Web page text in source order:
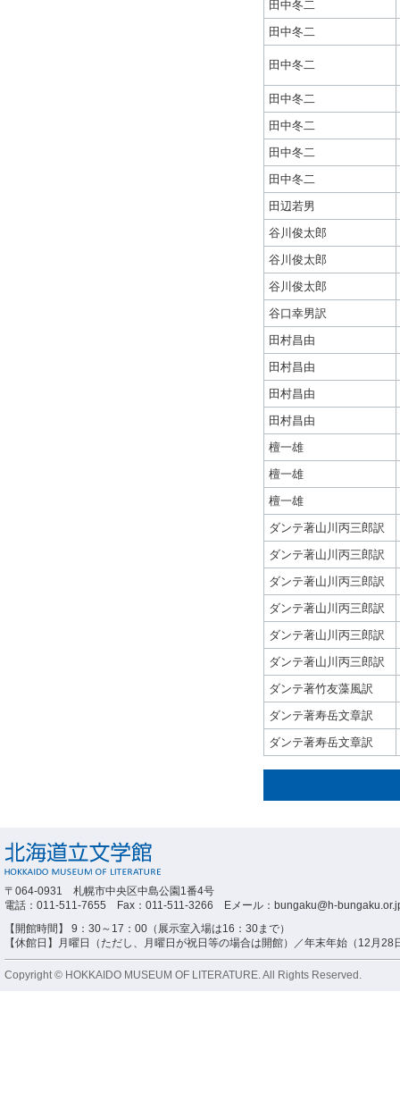
田中冬二
田中冬二
田中冬二
田中冬二
田中冬二
田中冬二
田中冬二
田辺若男
谷川俊太郎
谷川俊太郎
谷川俊太郎
谷口幸男訳
田村昌由
田村昌由
田村昌由
田村昌由
檀一雄
檀一雄
檀一雄
ダンテ著山川丙三郎訳
ダンテ著山川丙三郎訳
ダンテ著山川丙三郎訳
ダンテ著山川丙三郎訳
ダンテ著山川丙三郎訳
ダンテ著山川丙三郎訳
ダンテ著竹友藻風訳
ダンテ著寿岳文章訳
ダンテ著寿岳文章訳
〒064-0931 札幌市中央区中島公園1番4号
電話：011-511-7655 Fax：011-511-3266 Eメール：bungaku@h-
【開館時間】 9：30～17：00（展示室入場は16：30まで）
【休館日】月曜日（ただし、月曜日が祝日等の場合は開館）／年末年始（12月28
Copyright © HOKKAIDO MUSEUM OF LITERATURE. All Rights Reserved.